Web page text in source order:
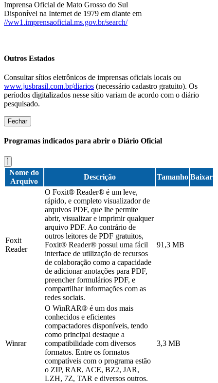
Imprensa Oficial de Mato Grosso do Sul
Disponível na Internet de 1979 em diante em
//ww1.imprensaoficial.ms.gov.br/search/
Outros Estados
Consultar sítios eletrônicos de imprensas oficiais locais ou
www.jusbrasil.com.br/diarios (necessário cadastro gratuito). Os
períodos digitalizados nesse sítio variam de acordo com o diário
pesquisado.
Fechar
Programas indicados para abrir o Diário Oficial
Nome do
Arquivo
Descrição Tamanho Baixar
Foxit
Reader
O Foxit® Reader® é um leve,
rápido, e completo visualizador de
arquivos PDF, que lhe permite
abrir, visualizar e imprimir qualquer
arquivo PDF. Ao contrário de
outros leitores de PDF gratuitos,
Foxit® Reader® possui uma fácil
interface de utilização de recursos
de colaboração como a capacidade
de adicionar anotações para PDF,
preencher formulários PDF, e
compartilhar informações com as
redes sociais.
91,3 MB
Winrar
O WinRAR® é um dos mais
conhecidos e eficientes
compactadores disponíveis, tendo
como principal destaque a
compatibilidade com diversos
formatos. Entre os formatos
compatíveis com o programa estão
o ZIP, RAR, ACE, BZ2, JAR,
LZH, 7Z, TAR e diversos outros.
3,3 MB